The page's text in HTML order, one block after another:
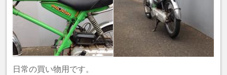
日常の買い物用です。